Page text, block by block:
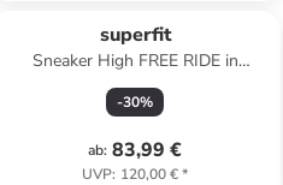
superfit
Sneaker High FREE RIDE in
Blau/Hellgrün
-30%
ab: 83,99 €
UVP: 120,00 €*